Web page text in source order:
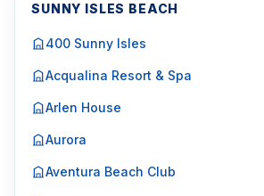
SUNNY ISLES BEACH
400 Sunny Isles
Acqualina Resort & Spa
Arlen House
Aurora
Aventura Beach Club